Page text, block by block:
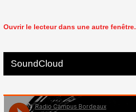
Ouvrir le lecteur dans une autre fenêtre.
SoundCloud